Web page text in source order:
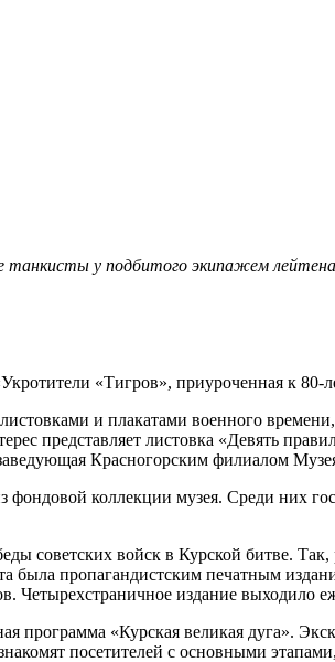
танкисты у подбитого экипажем
«Тигров», приуроченная к
и плакатами военного
представляет листовка «Девять
Красногорским филиалом
коллекции музея. Среди них
советских войск в Курской битве.
была пропагандистским печатным
Четырехстраничное издание выходило
программа «Курская великая дуга».
посетителей с основными